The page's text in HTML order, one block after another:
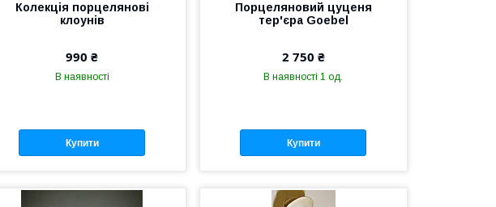
Колекція порцелянові
клоунів
990 ₴
В наявності
Купити
Порцеляновий цуценя
тер'єра Goebel
2 750 ₴
В наявності 1 од.
Купити